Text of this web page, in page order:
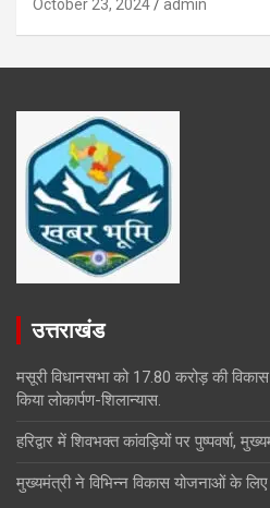
October 23, 2024 admin
उत्तराखंड
मसूरी विधानसभा को 17.80 करोड़ की
किया लोकार्पण-शिलान्यास.
हरिद्वार में शिवभक्त कांवड़ियों पर पुष्पवर्षा,
मुख्यमंत्री ने विभिन्न विकास योजनाओं के लिए